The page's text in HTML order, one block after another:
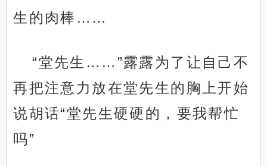
生的肉棒……
“堂先生……”露露为了让自己不
再把注意力放在堂先生的胸上开始
说胡话“堂先生硬硬的，要我帮忙
吗”